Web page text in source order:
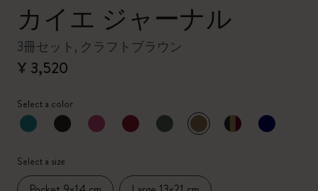
カイエ ジャーナル
3冊セット, クラフトブラウン
¥ 3,520
Select a color
選択済
*選択したカラー
Select a size